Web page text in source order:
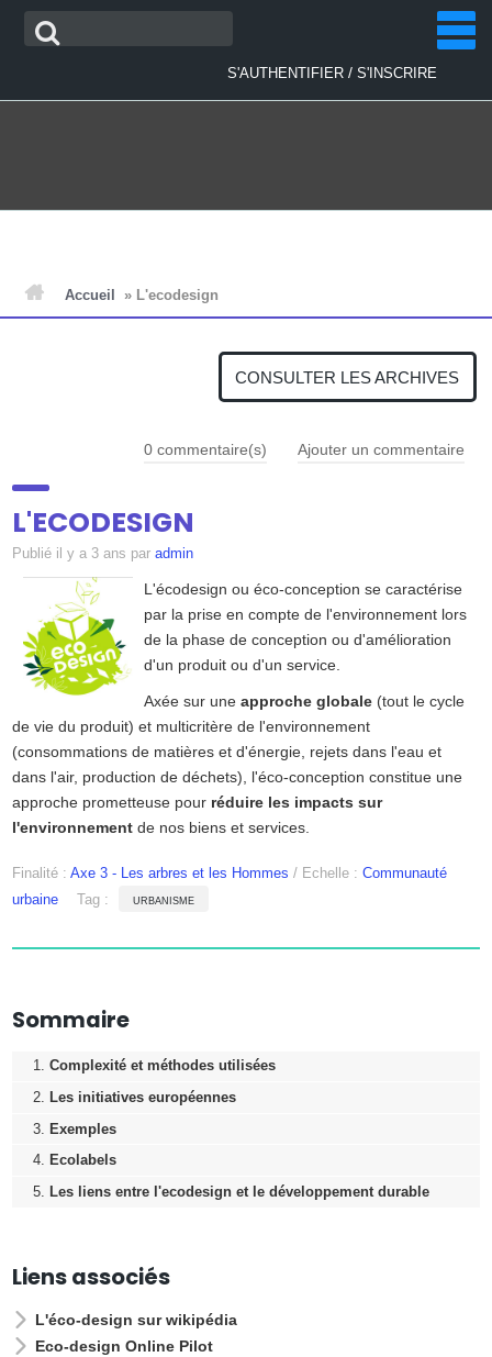
Aller
Recherche
S'AUTHENTIFIER/ S'INSCRIRE
DOSSIERS
ATELIERS▼
CONTRIBUEZ
ANNUAIRE
Accueil » L'ecodesign
CONSULTER LES ARCHIVES
0commentaire(s) Ajouter un commentaire
L'ECODESIGN
Publié il y a 3 ans paradmin
L'écodesign ou éco-conception se caractérise
par la prise en compte de l'environnement lors
de la phase de conception ou d'amélioration
d'un produit ou d'un service.
Axée sur uneapproche globale (tout le cycle
de vie du produit) et multicritère de l'environnement
(consommations de matières et d'énergie, rejets dans l'eau et
dans l'air, production de déchets), l'éco-conception constitue une
approche prometteuse pour réduire les impacts sur
l'environnement de nos biens et services.
Finalité :Axe 3 - Les arbres et les Hommes / Echelle :Communauté
urbaine
Tag : urbanisme
Sommaire
Complexité et méthodes utilisées
Les initiatives européennes
Exemples
Ecolabels
Les liens entre l'ecodesign et le développement durable
Liens associés
L'éco-design sur wikipédia
Eco-design Online Pilot